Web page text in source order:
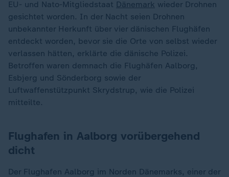
EU- und Nato-Mitgliedstaat Dänemark wieder Drohnen
gesichtet worden. In der Nacht seien Drohnen
unbekannter Herkunft über vier dänischen Flughäfen
entdeckt worden, bevor sie die Orte von selbst wieder
verlassen hätten, erklärte die dänische Polizei.
Betroffen waren demnach die Flughäfen Aalborg,
Esbjerg und Sönderborg sowie der
Luftwaffenstützpunkt Skrydstrup, wie die Polizei
mitteilte.
Flughafen in Aalborg vorübergehend
dicht
Der Flughafen Aalborg im Norden Dänemarks, einer der